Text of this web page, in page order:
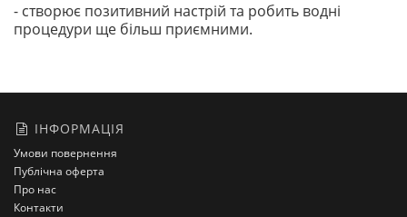
- створює позитивний настрій та робить водні
процедури ще більш приємними.
ІНФОРМАЦІЯ
Умови повернення
Публічна оферта
Про нас
Контакти